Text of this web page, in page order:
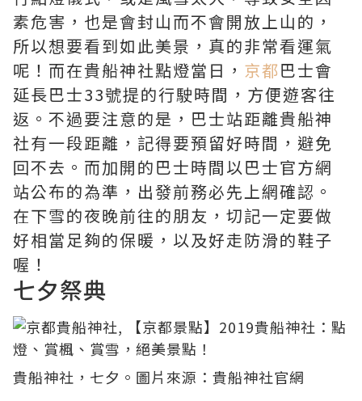
素危害，也是會封山而不會開放上山的，
所以想要看到如此美景，真的非常看運氣
呢！而在貴船神社點燈當日， 京都巴士會
延長巴士33號提的行駛時間，方便遊客往
返。不過要注意的是，巴士站距離貴船神
社有一段距離，記得要預留好時間，避免
回不去。而加開的巴士時間以巴士官方網
站公布的為準，出發前務必先上網確認。
在下雪的夜晚前往的朋友，切記一定要做
好相當足夠的保暖，以及好走防滑的鞋子
喔！
七夕祭典
貴船神社，七夕。圖片來源： 貴船神社官網